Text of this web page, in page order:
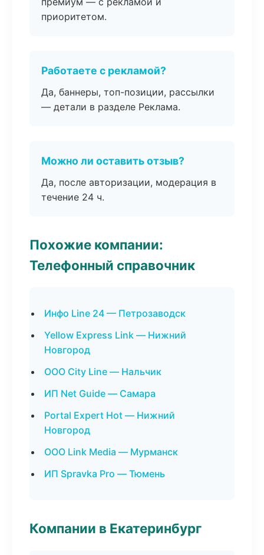
приоритетом.
Работаете с рекламой?
Да, баннеры, топ-позиции, рассылки
— детали в разделе Реклама.
Можно ли оставить отзыв?
Да, после авторизации, модерация в
течение 24 ч.
Похожие компании:
Телефонный справочник
Инфо Line 24 — Петрозаводск
Yellow Express Link — Нижний
Новгород
ООО City Line — Нальчик
ИП Net Guide — Самара
Portal Expert Hot — Нижний
Новгород
ООО Link Media — Мурманск
ИП Spravka Pro — Тюмень
Компании в Екатеринбург